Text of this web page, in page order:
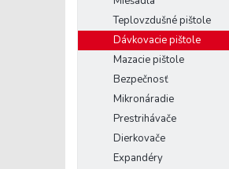
Teplovzdušné pištole
Dávkovacie pištole
Mazacie pištole
Bezpečnosť
Mikronáradie
Prestrihávače
Dierkovače
Expandéry